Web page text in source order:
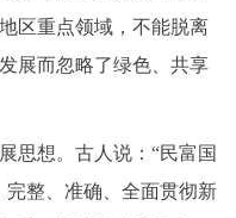
区重点领域，不能脱离
展而忽略了绿色、共享
想。古人说：“民富国
整、准确、全面贯彻新